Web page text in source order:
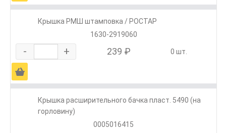
Крышка РМШ штамповка / РОСТАР
1630-2919060
- + 239 ₽ 0 шт.
Ä
Крышка расширительного бачка пласт. 5490 (на
горловину)
0005016415